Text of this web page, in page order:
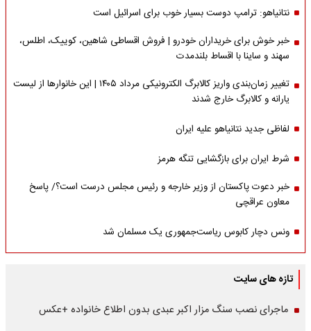
نتانیاهو: ترامپ دوست بسیار خوب برای اسرائیل است
خبر خوش برای خریداران خودرو | فروش اقساطی شاهین، کوییک، اطلس،
سهند و ساینا با اقساط بلندمدت
تغییر زمان‌بندی واریز کالابرگ الکترونیکی مرداد ۱۴۰۵ | این خانوارها از لیست
یارانه و کالابرگ خارج شدند
لفاظی جدید نتانیاهو علیه ایران
شرط ایران برای بازگشایی تنگه هرمز
خبر دعوت پاکستان از وزیر خارجه و رئیس مجلس درست است؟/ پاسخ
معاون عراقچی
ونس دچار کابوس ریاست‌جمهوری یک مسلمان شد
تازه های سایت
ماجرای نصب سنگ مزار اکبر عبدی بدون اطلاع خانواده +عکس